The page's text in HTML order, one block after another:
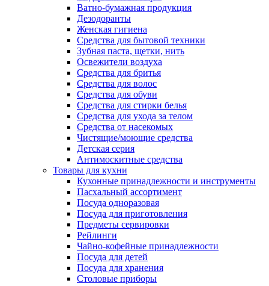
Ватно-бумажная продукция
Дезодоранты
Женская гигиена
Средства для бытовой техники
Зубная паста, щетки, нить
Освежители воздуха
Средства для бритья
Средства для волос
Средства для обуви
Средства для стирки белья
Средства для ухода за телом
Средства от насекомых
Чистящие/моющие средства
Детская серия
Антимоскитные средства
Товары для кухни
Кухонные принадлежности и инструменты
Пасхальный ассортимент
Посуда одноразовая
Посуда для приготовления
Предметы сервировки
Рейлинги
Чайно-кофейные принадлежности
Посуда для детей
Посуда для хранения
Столовые приборы